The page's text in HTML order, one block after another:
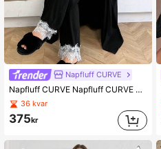
Napfluff CURVE
Napfluff CURVE Napfluff CURVE 3-delat set med spetsmönstrad morgonrock och nattlinne i plusstorlek
36 kvar
375kr